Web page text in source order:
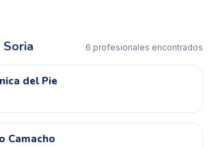
Soria 6 profesionales encontrados
del Pie
Camacho